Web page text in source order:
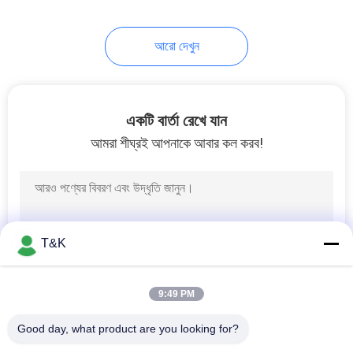
মুদ্রিত ইলাস্টিক ব্যান্ড
স্ট্রিং কর্ড আঁকুন
আরো দেখুন
একটি বার্তা রেখে যান
আমরা শীঘ্রই আপনাকে আবার কল করব!
T&K
9:49 PM
Good day, what product are you looking for?